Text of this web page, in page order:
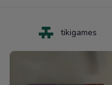
tikigames